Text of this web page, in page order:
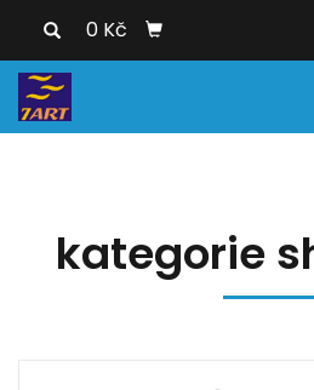
0 Kč
kategorie